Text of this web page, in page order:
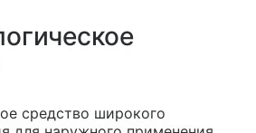
средство широкого